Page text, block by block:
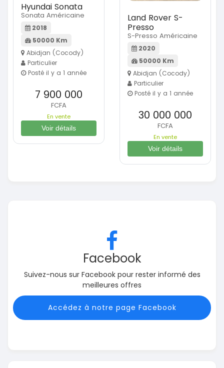
Hyundai Sonata
Sonata Américaine
2018
50000 Km
Abidjan (Cocody)
Particulier
Posté il y a 1 année
7 900 000
FCFA
En vente
Voir détails
Land Rover S-
Presso
S-Presso Américaine
2020
50000 Km
Abidjan (Cocody)
Particulier
Posté il y a 1 année
30 000 000
FCFA
En vente
Voir détails
Facebook
Suivez-nous sur Facebook pour rester informé des
meilleures offres
Accédez à notre page Facebook